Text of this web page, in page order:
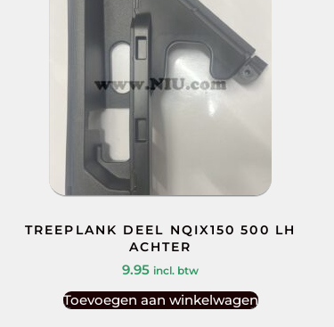
TREEPLANK DEEL NQIX150 500 LH
ACHTER
9.95 incl. btw
Toevoegen aan winkelwagen